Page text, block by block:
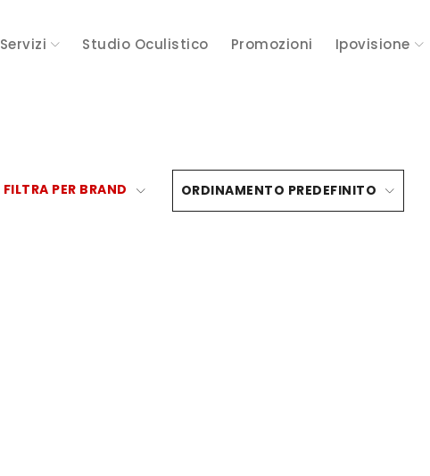
Servizi Studio Oculistico Promozioni Ipovisione
ORDINAMENTO PREDEFINITO
FILTRA PER BRAND